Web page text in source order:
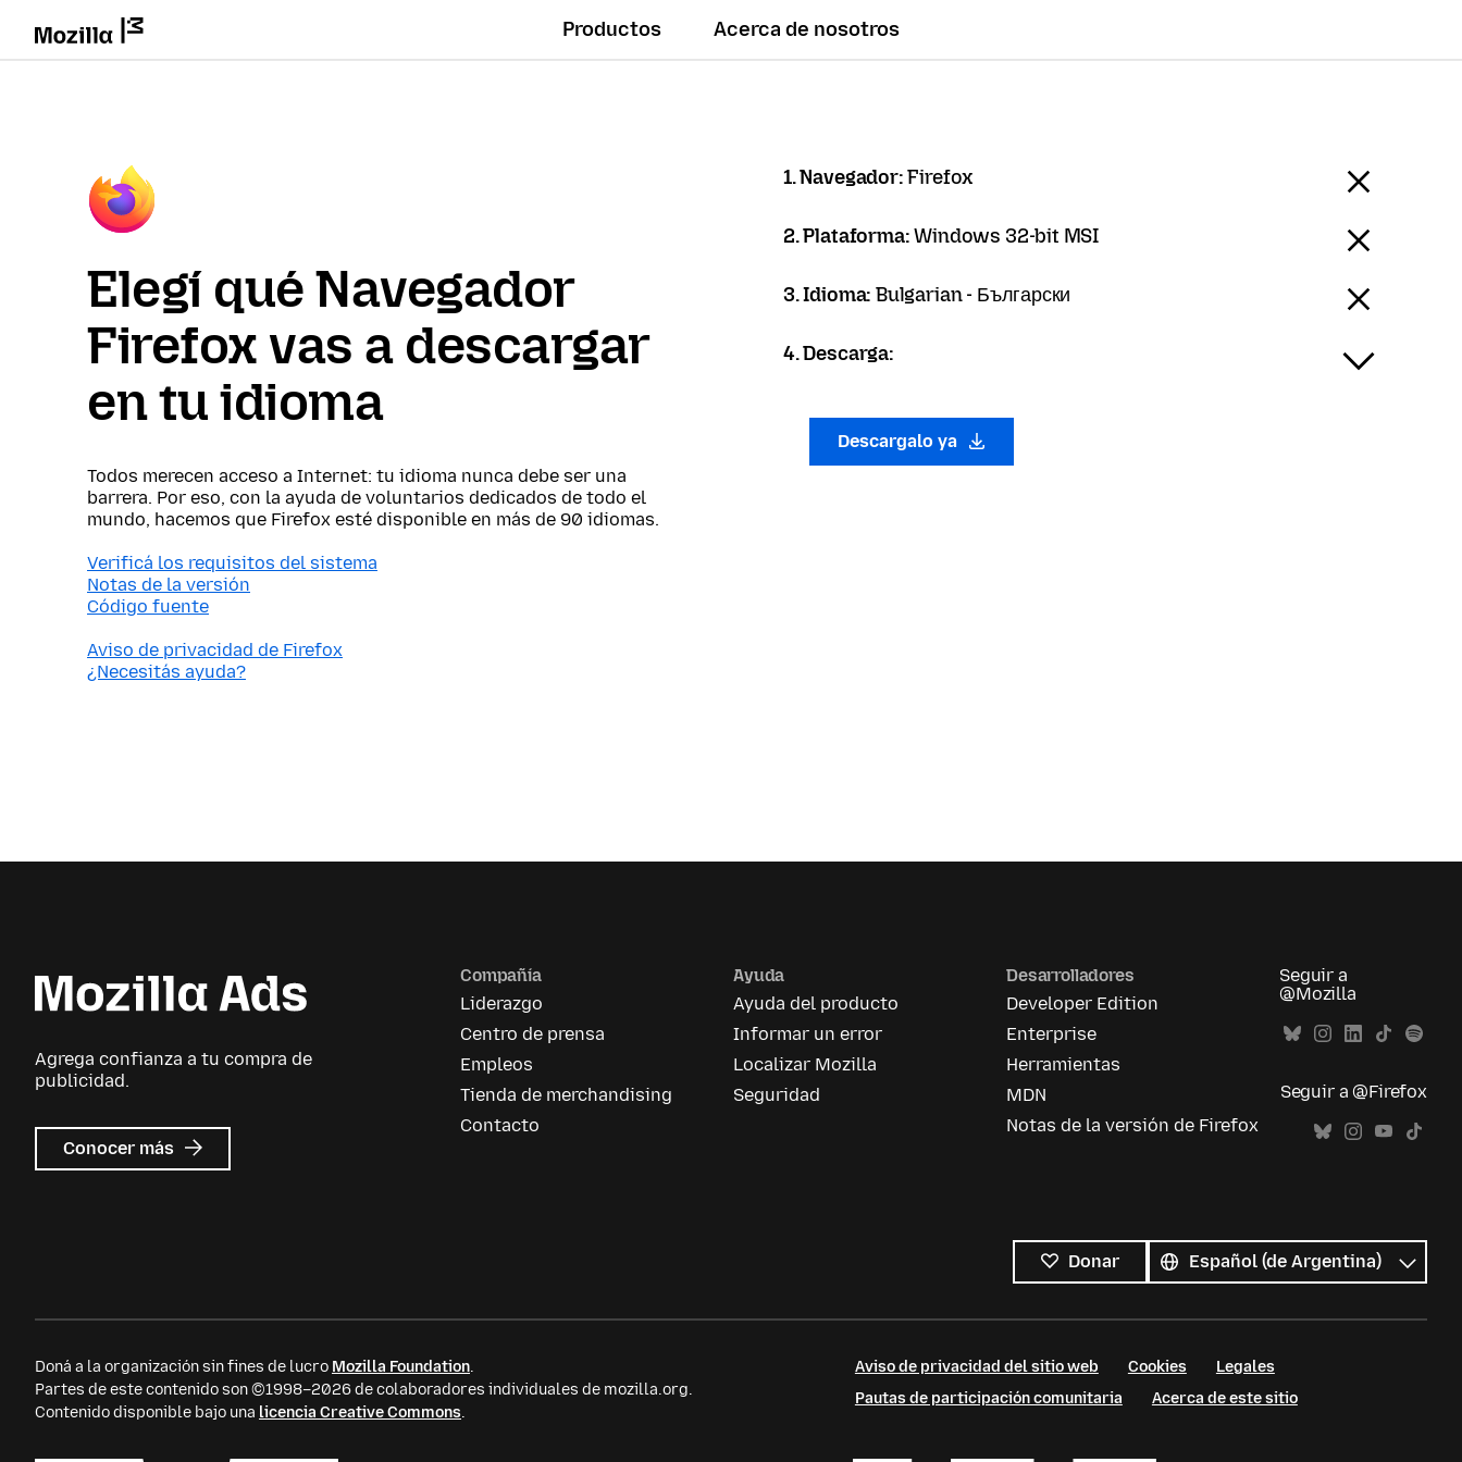
Productos Acerca de nosotros
Elegí qué Navegador
Firefox vas a descargar
en tu idioma
Todos merecen acceso a Internet: tu idioma nunca debe ser una
barrera. Por eso, con la ayuda de voluntarios dedicados de todo el
mundo, hacemos que Firefox esté disponible en más de 90 idiomas.
Verificá los requisitos del sistema
Notas de la versión
Código fuente
Aviso de privacidad de Firefox
¿Necesitás ayuda?
1. Navegador:Firefox
2. Plataforma:Windows 32-bit MSI
3. Idioma:Bulgarian - Български
4. Descarga:
Descargalo ya
Agrega confianza a tu compra de
publicidad.
Conocer más sobre
Mozilla
Compañía
Liderazgo
Centro de prensa
Empleos
Tienda de merchandising
Contacto
Ayuda
Ayuda del producto
Informar un error
Localizar Mozilla
Seguridad
Desarrolladores
Developer Edition
Enterprise
Herramientas
MDN
Notas de la versión de Firefox
Seguir a
@Mozilla
Seguir a @Firefox
Donar
los
idiomas
Idioma
Doná a la organización sin fines de lucro Mozilla Foundation.
Partes de este contenido son ©1998–2026 de colaboradores individuales de mozilla.org.
Contenido disponible bajo una licencia Creative Commons.
Aviso de privacidad del sitio web Cookies
Legales
Pautas de participación comunitaria
Acerca de este sitio